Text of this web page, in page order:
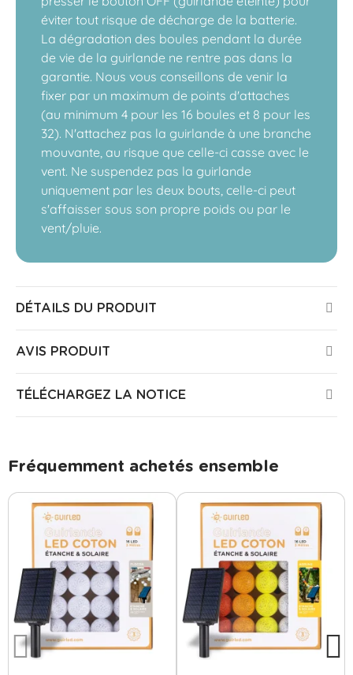
éviter tout risque de décharge de la batterie.
La dégradation des boules pendant la durée
de vie de la guirlande ne rentre pas dans la
garantie. Nous vous conseillons de venir la
fixer par un maximum de points d'attaches
(au minimum 4 pour les 16 boules et 8 pour les
32). N'attachez pas la guirlande à une branche
mouvante, au risque que celle-ci casse avec le
vent. Ne suspendez pas la guirlande
uniquement par les deux bouts, celle-ci peut
s'affaisser sous son propre poids ou par le
vent/pluie.
DÉTAILS DU PRODUIT
AVIS PRODUIT
TÉLÉCHARGEZ LA NOTICE
Fréquemment achetés ensemble